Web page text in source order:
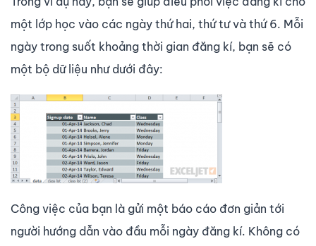
một lớp học vào các ngày thứ hai, thứ tư và thứ 6. Mỗi
ngày trong suốt khoảng thời gian đăng kí, bạn sẽ có
một bộ dữ liệu như dưới đây:
Công việc của bạn là gửi một báo cáo đơn giản tới
người hướng dẫn vào đầu mỗi ngày đăng kí. Không có